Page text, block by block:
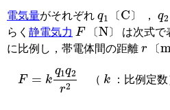
電気量がそれぞれ 〔 〕
C 〕
，
らく 静電気力 〔 〕
F
〔 N〕
は次式で
に比例し，帯電体間の距離 〔
r
〔m
F= q1q2r2
（
k
：比例定数